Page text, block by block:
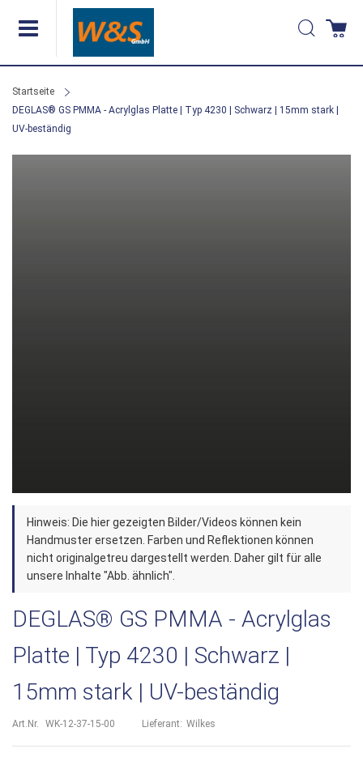
Inhalt
Suche
Startseite
DEGLAS® GS PMMA - Acrylglas Platte | Typ 4230 | Schwarz | 15mm stark |
UV-beständig
Zum
Anfang
der
Bildergalerie
Hinweis: Die hier gezeigten Bilder/Videos können kein
Handmuster ersetzen. Farben und Reflektionen können
nicht originalgetreu dargestellt werden. Daher gilt für alle
unsere Inhalte "Abb. ähnlich".
DEGLAS® GS PMMA - Acrylglas
Platte | Typ 4230 | Schwarz |
15mm stark | UV-beständig
Art.Nr. WK-12-37-15-00 Lieferant: Wilkes